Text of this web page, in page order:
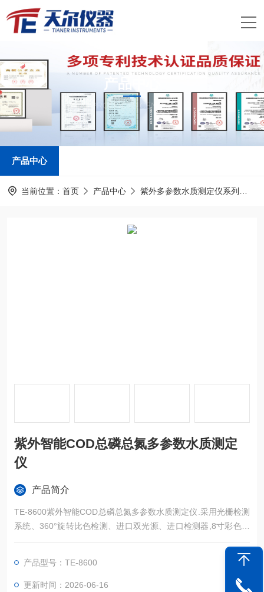
产品中心
PRODUCTS CENTER
产品中心
当前位置： 首页 产品中心 紫外多参数水质测定仪系列
紫外智能COD总磷总氮多参数水质测定
仪
产品简介
TE-8600紫外智能COD总磷总氮多参数水质测定仪.采用光栅检测
系统、360°旋转比色检测、进口双光源、进口检测器,8寸彩色触
摸屏，满足国标 《HJT399—2007水质化学需氧量的测定快速消
解分光光度法》《HJ535-2009水质氨氮的测定纳氏试剂分光光度
法》《GB11893-89水质总磷的测定钼酸铵分光光度法》《HJ 63
6-2012水质总氮的测定碱性过硫酸钾消解紫外分光光度法》检测
产品型号：TE-8600
更新时间：2026-06-16